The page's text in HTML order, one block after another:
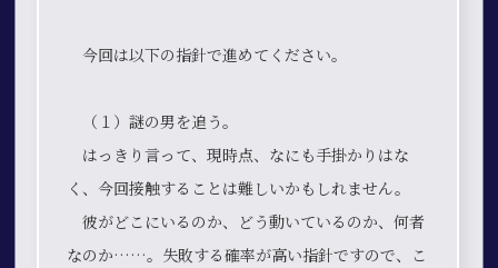
今回は以下の指針で進めてください。
（１）謎の男を追う。
はっきり言って、現時点、なにも手掛かりはな
く、今回接触することは難しいかもしれません。
彼がどこにいるのか、どう動いているのか、何者
なのか……。失敗する確率が高い指針ですので、こ